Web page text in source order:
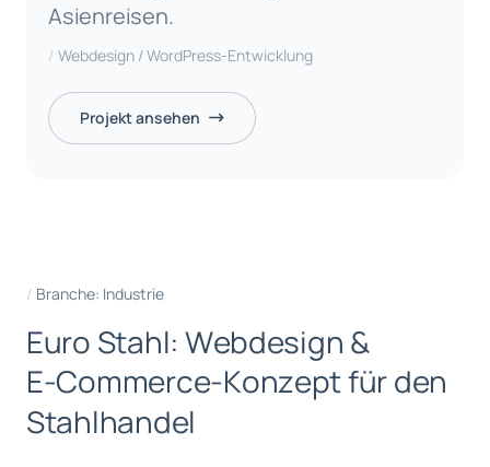
Asienreisen.
Webdesign / WordPress-Entwicklung
Projekt ansehen
Branche: Industrie
Euro Stahl: Webdesign &
E-Commerce-Konzeptfürden
Stahlhandel